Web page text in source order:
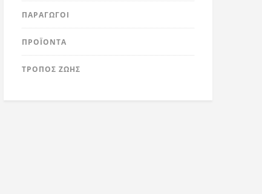
ΠΑΡΑΓΩΓΟΊ
ΠΡΟΪΌΝΤΑ
ΤΡΟΠΟΣ ΖΩΗΣ